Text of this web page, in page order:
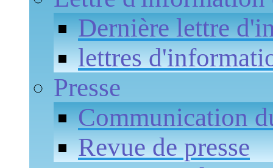
Dernière lettre
lettres
Presse
Communication
Revue de presse